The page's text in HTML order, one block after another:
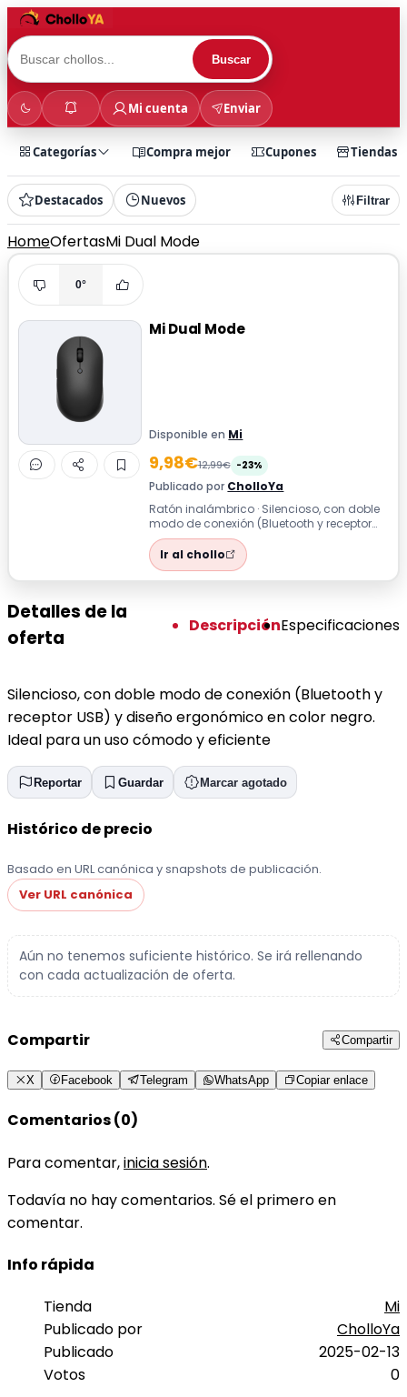
Buscar
Mi cuenta Enviar
Categorías Compra mejor Cupones Tiendas
Destacados Nuevos Filtrar
HomeOfertasMi Dual Mode
0°
Mi Dual Mode
Disponible en Mi
9,98€12,99€ -23%
Publicado por CholloYa
Ratón inalámbrico · Silencioso, con doble
modo de conexión (Bluetooth y receptor
USB) y diseño ergonómico en color ne...
Ir al chollo
Detalles de la
oferta
DescripciónEspecificaciones
Silencioso, con doble modo de conexión (Bluetooth y
receptor USB) y diseño ergonómico en color negro.
Ideal para un uso cómodo y eficiente
Reportar Guardar Marcar agotado
Histórico de precio
Basado en URL canónica y snapshots de publicación.
Ver URL canónica
Aún no tenemos suficiente histórico. Se irá rellenando
con cada actualización de oferta.
Compartir Compartir
X Facebook Telegram WhatsApp Copiar enlace
Comentarios (0)
Para comentar,inicia sesión.
Todavía no hay comentarios. Sé el primero en
comentar.
Info rápida
Tienda
Mi
Publicado por
CholloYa
Publicado
2025-02-13
Votos
0